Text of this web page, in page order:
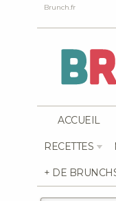
Brunch.fr
ACCUEIL
RECETTES
+ DE